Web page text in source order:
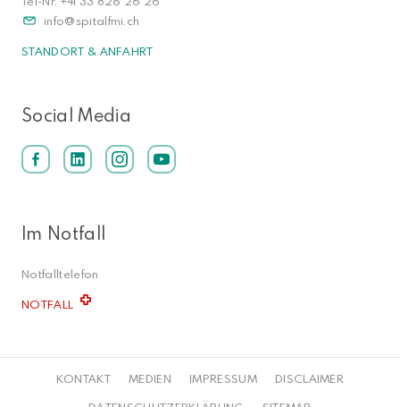
info
spitalfmi.ch
STANDORT & ANFAHRT
Social Media
Im Notfall
Notfalltelefon
NOTFALL
KONTAKT MEDIEN IMPRESSUM
DISCLAIMER